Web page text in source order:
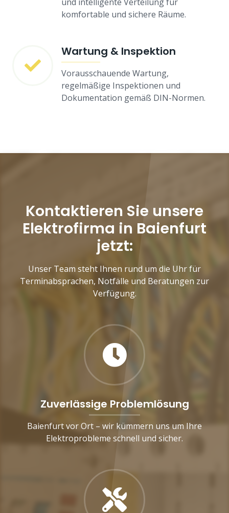
komfortable und sichere Räume.
Wartung & Inspektion
Vorausschauende Wartung,
regelmäßige Inspektionen und
Dokumentation gemäß DIN-Normen.
Kontaktieren Sie unsere
Elektrofirma in Baienfurt
jetzt:
Unser Team steht Ihnen rund um die Uhr für
Terminabsprachen, Notfälle und Beratungen zur
Verfügung.
Zuverlässige Problemlösung
Baienfurt vor Ort – wir kümmern uns um Ihre
Elektroprobleme schnell und sicher.